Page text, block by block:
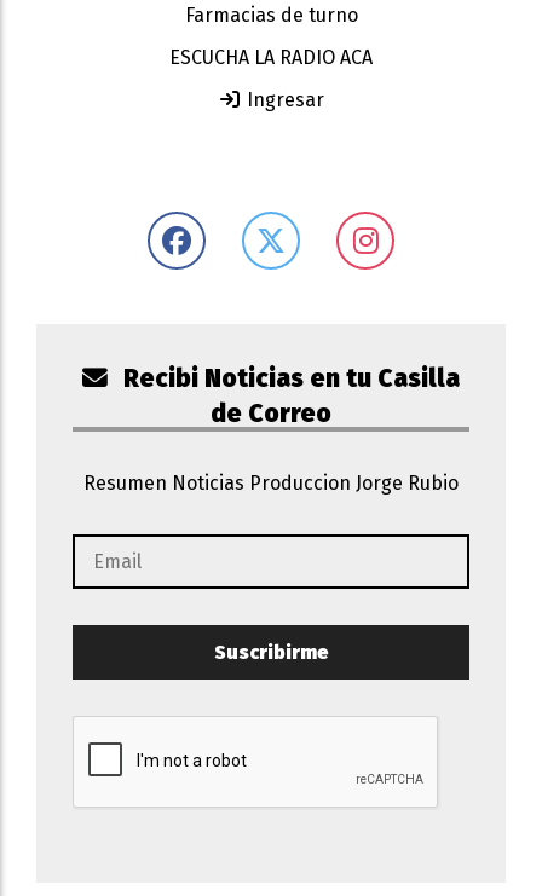
Farmacias de turno
ESCUCHA LA RADIO ACA
Ingresar
Recibi Noticias en tu Casilla
de Correo
Resumen Noticias Produccion Jorge Rubio
Suscribirme